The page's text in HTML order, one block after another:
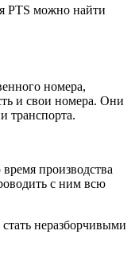
PTS можно найти
номера,
и свои номера. Они
транспорта.
производства
с ним всю
неразборчивыми